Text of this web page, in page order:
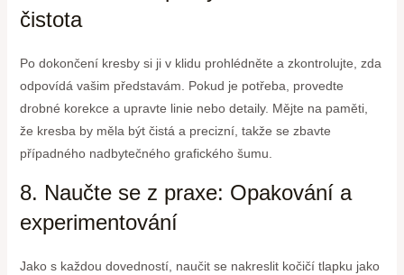
čistota
Po dokončení kresby si ji v klidu prohlédněte a zkontrolujte, zda
odpovídá vašim představám. Pokud je potřeba, provedte
drobné korekce a upravte linie nebo detaily. Mějte na paměti,
že kresba by měla být čistá a precizní, takže se zbavte
případného nadbytečného grafického šumu.
8. Naučte se z praxe: Opakování a
experimentování
Jako s každou dovedností, naučit se nakreslit kočičí tlapku jako